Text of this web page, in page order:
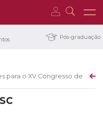
Pós-graduação
para o XV Congresso de